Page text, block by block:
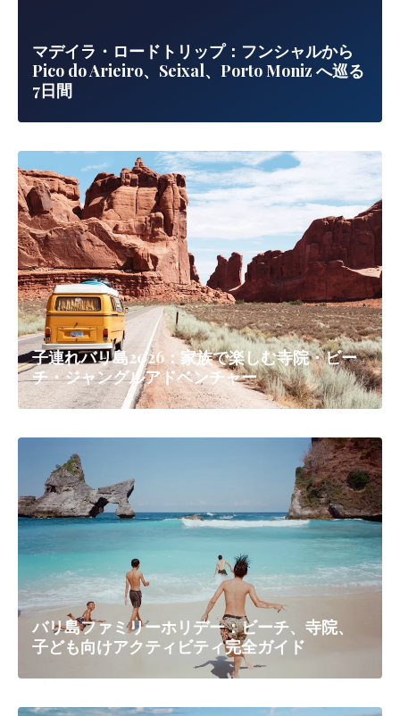
マデイラ・ロードトリップ：フンシャルから
Pico do Arieiro、Seixal、Porto Moniz へ巡る
7日間
子連れバリ島2026：家族で楽しむ寺院・ビー
チ・ジャングルアドベンチャー
バリ島ファミリーホリデー：ビーチ、寺院、
子ども向けアクティビティ完全ガイド